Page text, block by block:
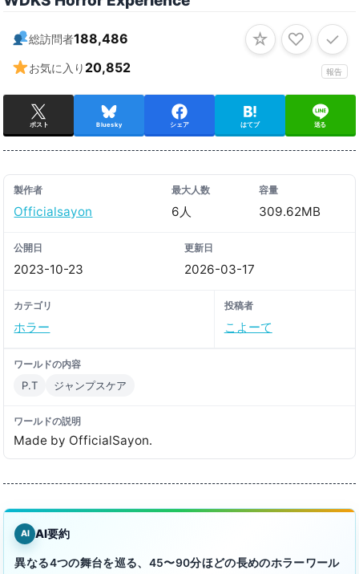
総訪問者188,486
お気に入り 20,852 報告
☆ ♡ ✓
ポスト Bluesky シェア はてブ 送る
製作者
Officialsayon
最大人数
6人
容量
309.62MB
公開日
2023-10-23
更新日
2026-03-17
カテゴリ
ホラー
投稿者
こよーて
ワールドの内容
P.T ジャンプスケア
ワールドの説明
Made by OfficialSayon․
AI AI要約
異なる4つの舞台を巡る、45〜90分ほどの長めのホラーワール